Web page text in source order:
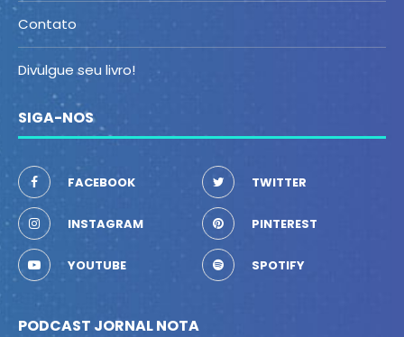
Contato
Divulgue seu livro!
SIGA-NOS
FACEBOOK TWITTER
INSTAGRAM PINTEREST
YOUTUBE SPOTIFY
PODCAST JORNAL NOTA